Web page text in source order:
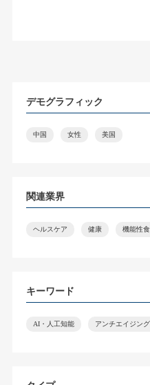
デモグラフィック
中国 女性 美国
関連業界
ヘルスケア 健康 機能性
キーワード
AI・人工知能 アンチエイジング